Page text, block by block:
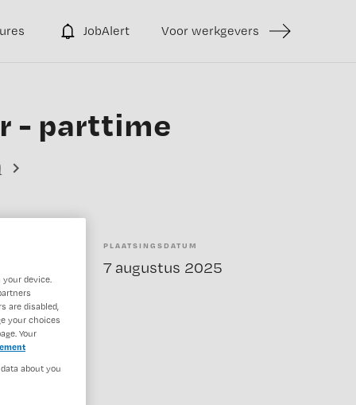
JobAlert Voor werkgevers
- parttime
PLAATSINGSDATUM
7 augustus 2025
device.
are disabled,
your choices
Your
about you